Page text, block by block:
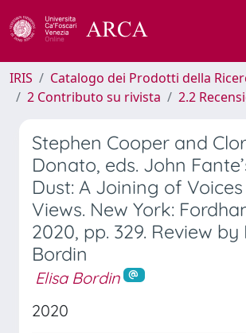
IRIS
Catalogo dei Prodotti della
2 Contributo su rivista
2.2
Stephen Cooper and
Donato, eds. John
Dust: A Joining of
Views. New York:
2020, pp. 329. Review by
Bordin
Elisa Bordin
2020